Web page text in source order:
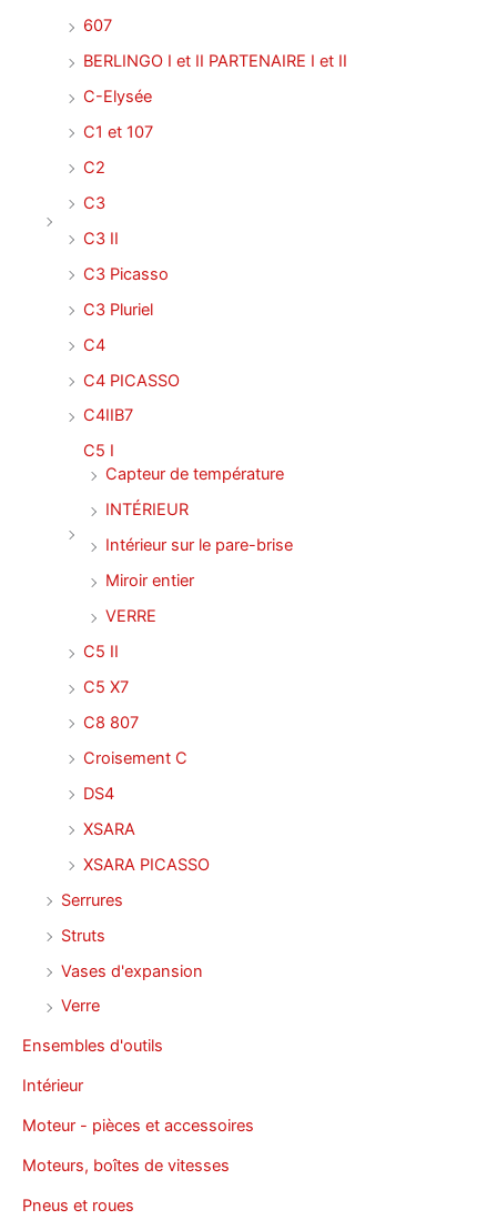
607
BERLINGO I et II PARTENAIRE I et II
C-Elysée
C1 et 107
C2
C3
C3 II
C3 Picasso
C3 Pluriel
C4
C4 PICASSO
C4IIB7
C5 I
Capteur de température
INTÉRIEUR
Intérieur sur le pare-brise
Miroir entier
VERRE
C5 II
C5 X7
C8 807
Croisement C
DS4
XSARA
XSARA PICASSO
Serrures
Struts
Vases d'expansion
Verre
Ensembles d'outils
Intérieur
Moteur - pièces et accessoires
Moteurs, boîtes de vitesses
Pneus et roues